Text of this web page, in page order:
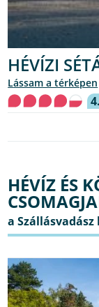
HÉVÍZI
lássam a térképen
HÉVÍZ ÉS